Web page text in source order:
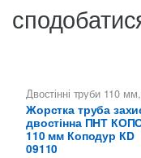
Двостінні труби 110 мм,
Коподур КОПОС —
двостінні труби,Труби
двостінні KOPOS -
Копофлекс Коподур
Жорстка труба
двостінна ПНТ
110 мм Коподур КD
09110